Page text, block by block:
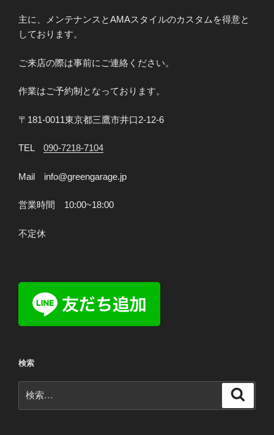
ウ
主に、メンテナンスとAMAスタイルのカスタムを得意と
しております。
ご来店の際は事前にご連絡ください。
作業はご予約制となっております。
〒181-0011東京都三鷹市井口2-12-6
TEL 090-7218-7104
Mail info@greengarage.jp
営業時間 10:00~18:00
不定休
検索
索: